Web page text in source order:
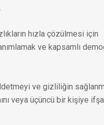
hızla çözülmesi için
ve kapsamlı
ve gizliliğin
veya üçüncü bir kişiye